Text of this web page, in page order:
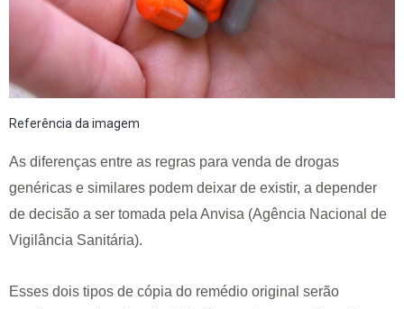
Referência da imagem
As diferenças entre as regras para venda de drogas
genéricas e similares podem deixar de existir, a depender
de decisão a ser tomada pela Anvisa (Agência Nacional de
Vigilância Sanitária).
Esses dois tipos de cópia do remédio original serão